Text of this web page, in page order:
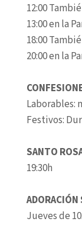
12:00
13:00 en la
18:00
20:00 en la
Laborables:
Festivos:
SANTO
19:30h
Jueves de